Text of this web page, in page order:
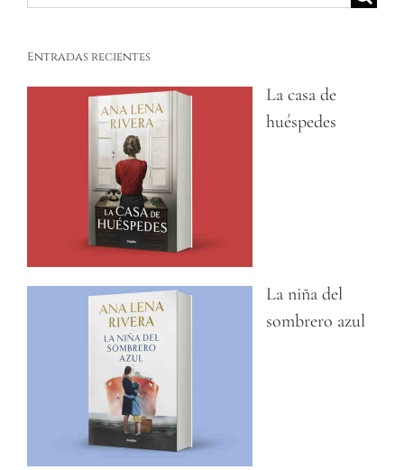
Entradas recientes
La casa de
huéspedes
La niña del
sombrero azul